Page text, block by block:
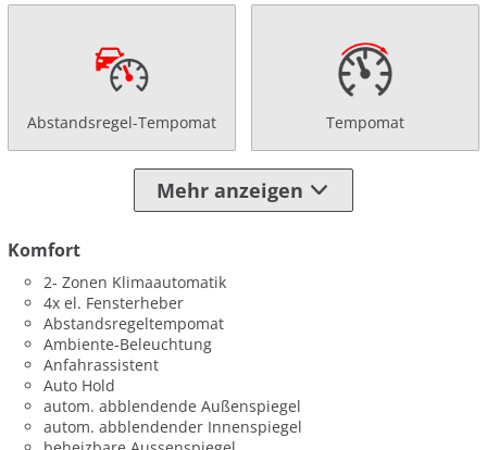
Abstandsregel-Tempomat Tempomat
Mehr anzeigen
Komfort
2- Zonen Klimaautomatik
4x el. Fensterheber
Abstandsregeltempomat
Ambiente-Beleuchtung
Anfahrassistent
Auto Hold
autom. abblendende Außenspiegel
autom. abblendender Innenspiegel